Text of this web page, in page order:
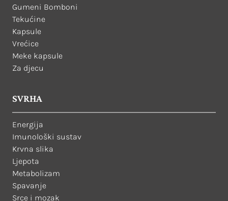
Gumeni Bomboni
Tekućine
Kapsule
Vrećice
Meke kapsule
Za djecu
SVRHA
Energija
Imunološki sustav
Krvna slika
Ljepota
Metabolizam
Spavanje
Srce i mozak